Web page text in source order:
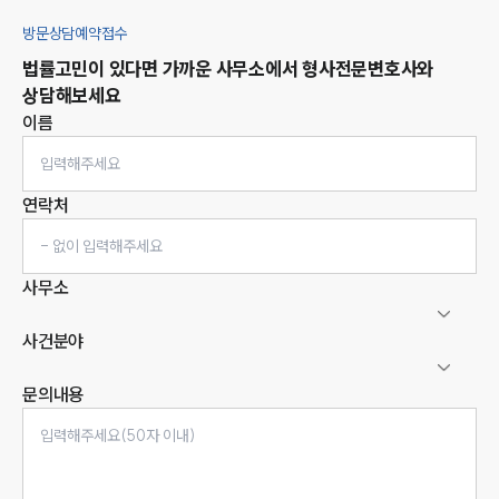
방문상담예약접수
법률고민이 있다면 가까운 사무소에서 형사전문변호사와
상담해보세요
이름
연락처
사무소
사건분야
문의내용